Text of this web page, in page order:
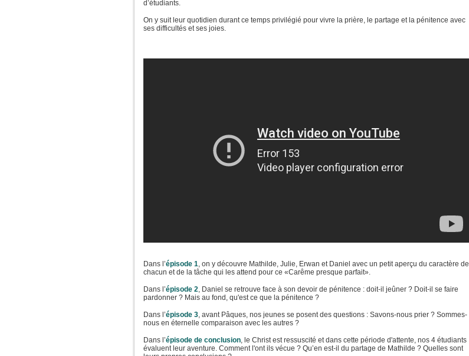
d’étudiants.
On y suit leur quotidien durant ce temps privilégié pour vivre la prière, le partage et la pénitence avec
ses difficultés et ses joies.
Dans l’épisode 1 , on y découvre Mathilde, Julie, Erwan et Daniel avec un petit aperçu du caractère de
chacun et de la tâche qui les attend pour ce «Carême presque parfait».
Dans l’épisode 2 , Daniel se retrouve face à son devoir de pénitence : doit-il jeûner ? Doit-il se faire
pardonner ? Mais au fond, qu'est ce que la pénitence ?
Dans l’épisode 3 , avant Pâques, nos jeunes se posent des questions : Savons-nous prier ? Sommes-
nous en éternelle comparaison avec les autres ?
Dans l’épisode de conclusion , le Christ est ressuscité et dans cette période d'attente, nos 4 étudiants
évaluent leur aventure. Comment l'ont ils vécue ? Qu’en est-il du partage de Mathilde ? Quelles sont